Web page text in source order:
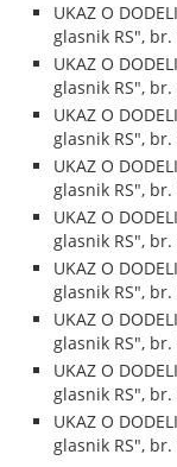
UKAZ O
glasnik RS",
UKAZ O
glasnik RS",
UKAZ O
glasnik RS",
UKAZ O
glasnik RS",
UKAZ O
glasnik RS",
UKAZ O
glasnik RS",
UKAZ O
glasnik RS",
UKAZ O
glasnik RS",
UKAZ O
glasnik RS",